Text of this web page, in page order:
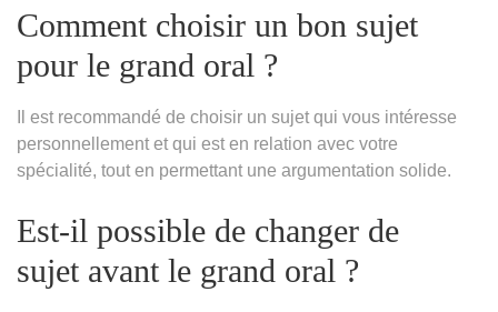
Comment choisir un bon sujet
pour le grand oral ?
Il est recommandé de choisir un sujet qui vous intéresse
personnellement et qui est en relation avec votre
spécialité, tout en permettant une argumentation solide.
Est-il possible de changer de
sujet avant le grand oral ?